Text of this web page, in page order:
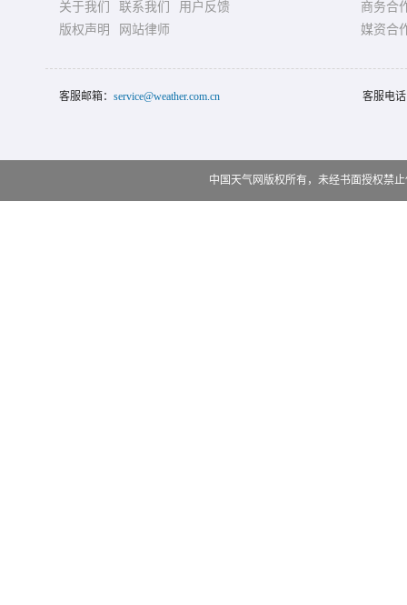
关于我们 联系我们
用户反馈
版权声明
网站律师
商务合
媒资合
客服邮箱： service@weather.com.cn 客服电
中国天气网版权所有，未经书面授权